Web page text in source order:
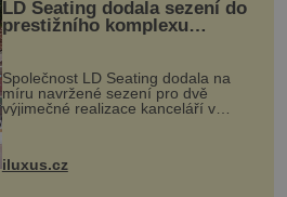
LD Seating dodala sezení do
prestižního komplexu
MediaCityUK v Salfordu
Společnost LD Seating dodala na
míru navržené sezení pro dvě
výjimečné realizace kanceláří v
areálu MediaCityUK v anglickém
budov Media...
iluxus.cz